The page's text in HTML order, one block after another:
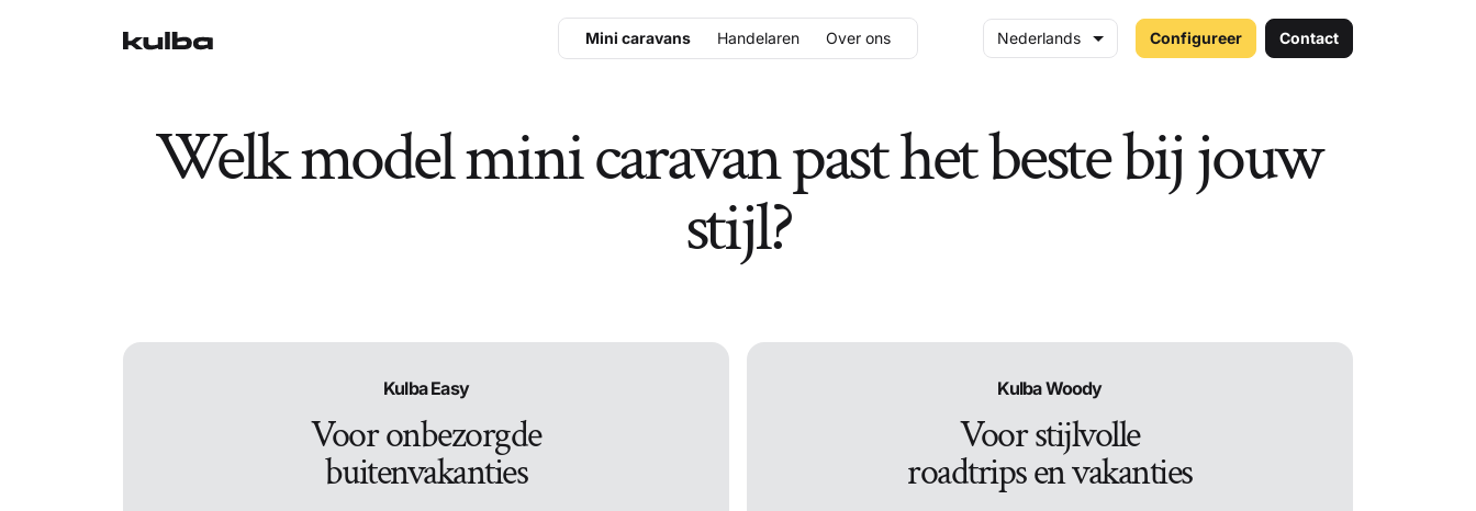
Mini caravans Handelaren Over ons Nederlands Configureer Contact
Welk model mini caravan past het beste bij jouw
stijl?
Kulba Easy
Voor onbezorgde
buitenvakanties
Kulba Woody
Voor stijlvolle
roadtrips en vakanties